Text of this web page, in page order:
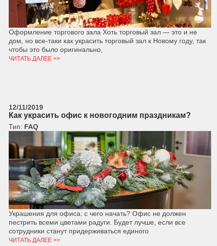
Оформление торгового зала Хоть торговый зал — это и не
дом, но все-таки как украсить торговый зал к Новому году, так
чтобы это было оригинально,
ЧИТАТЬ ДАЛЕЕ >>
12/11/2019
Как украсить офис к новогодним праздникам?
Тип: FAQ
Украшения для офиса: с чего начать? Офис не должен
пестрить всеми цветами радуги. Будет лучше, если все
сотрудники станут придерживаться единого
ЧИТАТЬ ДАЛЕЕ >>